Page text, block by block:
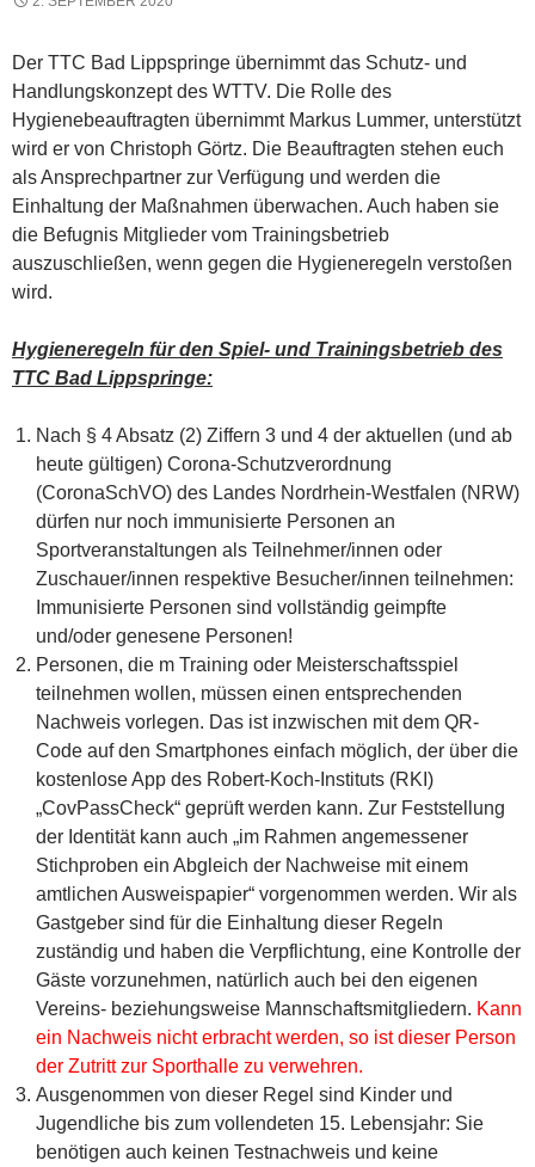
Der TTC Bad Lippspringe übernimmt das Schutz- und
Handlungskonzept des WTTV. Die Rolle des
Hygienebeauftragten übernimmt Markus Lummer, unterstützt
wird er von Christoph Görtz. Die Beauftragten stehen euch
als Ansprechpartner zur Verfügung und werden die
Einhaltung der Maßnahmen überwachen. Auch haben sie
die Befugnis Mitglieder vom Trainingsbetrieb
auszuschließen, wenn gegen die Hygieneregeln verstoßen
wird.
Hygieneregeln für den Spiel- und Trainingsbetrieb des
TTC Bad Lippspringe:
Nach § 4 Absatz (2) Ziffern 3 und 4 der aktuellen (und ab
heute gültigen) Corona-Schutzverordnung
(CoronaSchVO) des Landes Nordrhein-Westfalen (NRW)
dürfen nur noch immunisierte Personen an
Sportveranstaltungen als Teilnehmer/innen oder
Zuschauer/innen respektive Besucher/innen teilnehmen:
Immunisierte Personen sind vollständig geimpfte
und/oder genesene Personen!
Personen, die m Training oder Meisterschaftsspiel
teilnehmen wollen, müssen einen entsprechenden
Nachweis vorlegen. Das ist inzwischen mit dem QR-
Code auf den Smartphones einfach möglich, der über die
kostenlose App des Robert-Koch-Instituts (RKI)
„CovPassCheck“ geprüft werden kann. Zur Feststellung
der Identität kann auch „im Rahmen angemessener
Stichproben ein Abgleich der Nachweise mit einem
amtlichen Ausweispapier“ vorgenommen werden. Wir als
Gastgeber sind für die Einhaltung dieser Regeln
zuständig und haben die Verpflichtung, eine Kontrolle der
Gäste vorzunehmen, natürlich auch bei den eigenen
Vereins- beziehungsweise Mannschaftsmitgliedern. Kann
ein Nachweis nicht erbracht werden, so ist dieser Person
der Zutritt zur Sporthalle zu verwehren.
Ausgenommen von dieser Regel sind Kinder und
Jugendliche bis zum vollendeten 15. Lebensjahr: Sie
benötigen auch keinen Testnachweis und keine